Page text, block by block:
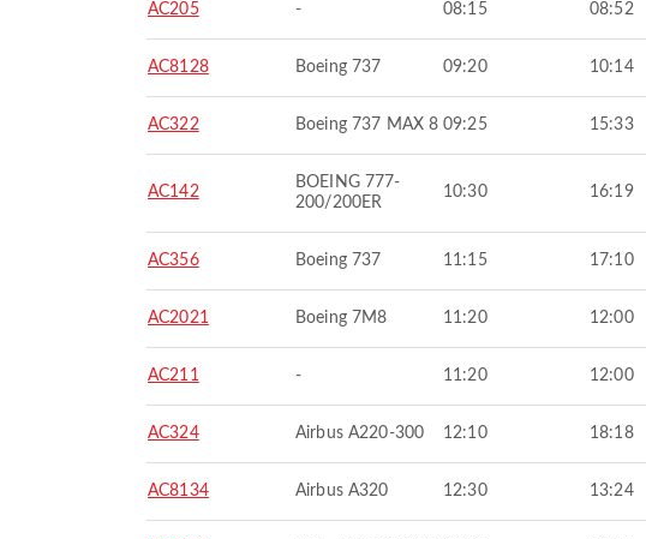
AC205 - 08:15 08:52
AC8128 Boeing 737 09:20 10:14
AC322 Boeing 737 MAX 8 09:25 15:33
AC142
BOEING 777-
200/200ER
10:30 16:19
AC356 Boeing 737 11:15 17:10
AC2021 Boeing 7M8 11:20 12:00
AC211 - 11:20 12:00
AC324 Airbus A220-300 12:10 18:18
AC8134 Airbus A320 12:30 13:24